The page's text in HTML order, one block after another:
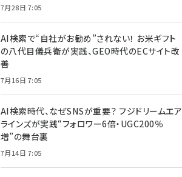
7月28日 7:05
AI検索で“自社がお勧め”されない！ お米ギフト
の八代目儀兵衛が実践、GEO時代のECサイト改
善
7月16日 7:05
AI検索時代、なぜSNSが重要？ フジドリームエア
ラインズが実践“フォロワー6倍・UGC200％
増”の舞台裏
7月14日 7:05